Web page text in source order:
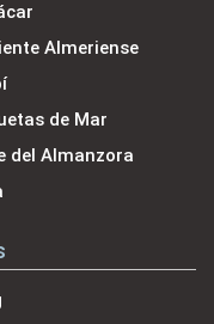
Almeriense
de Mar
del Almanzora